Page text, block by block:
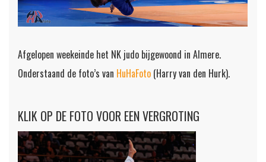
Afgelopen weekeinde het NK judo bijgewoond in Almere.
Onderstaand de foto’s van HuHaFoto (Harry van den Hurk).
KLIK OP DE FOTO VOOR EEN VERGROTING